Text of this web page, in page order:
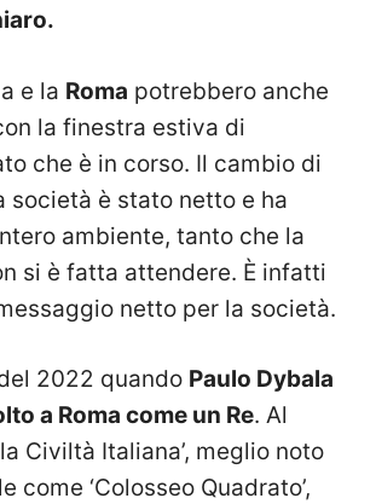
e la Roma potrebbero anche
la finestra estiva di
che è in corso. Il cambio di
società è stato netto e ha
ambiente, tanto che la
si è fatta attendere. È infatti
netto per la società.
2022 quando Paulo Dybala
a Roma come un Re. Al
Civiltà Italiana’, meglio noto
come ‘Colosseo Quadrato’,